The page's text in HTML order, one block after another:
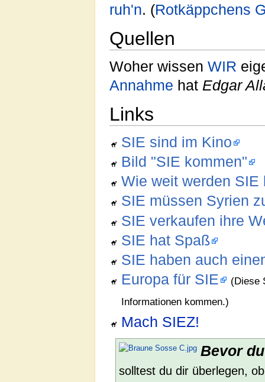
ruh'n. (Rotkäppchens
Quellen
Woher wissen WIR
Annahme hat Edgar
Links
SIE sind im Kino
Bild "SIE kommen"
Wie weit werden SIE
SIE müssen Syrien
SIE verkaufen ihre
SIE hat Spaß
SIE haben auch
Europa für SIE
(Diese
Informationen kommen.)
Mach SIEZ!
Bevor
solltest du dir überlegen,